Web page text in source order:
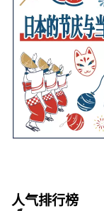
人气排行榜